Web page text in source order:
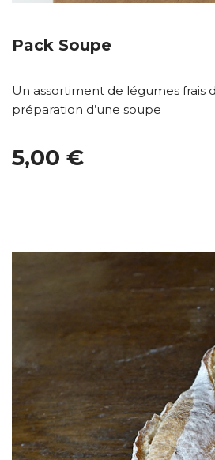
Pack Soupe
Un assortiment de légumes frais
préparation d’une soupe
5,00 €